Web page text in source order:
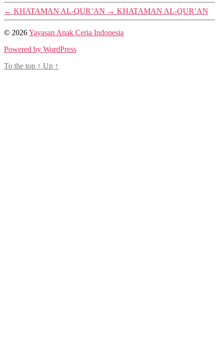
← KHATAMAN AL-QUR’AN → KHATAMAN AL-QUR’AN
© 2026Yayasan Anak Ceria Indonesia
Powered by WordPress
To the top ↑ Up ↑